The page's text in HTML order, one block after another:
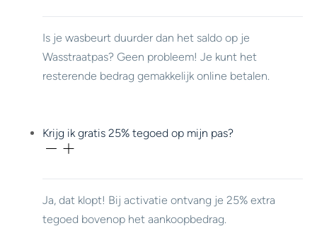
Is je wasbeurt duurder dan het saldo op je
Wasstraatpas? Geen probleem! Je kunt het
resterende bedrag gemakkelijk online betalen.
Krijg ik gratis 25% tegoed op mijn pas?
Ja, dat klopt! Bij activatie ontvang je 25% extra
tegoed bovenop het aankoopbedrag.